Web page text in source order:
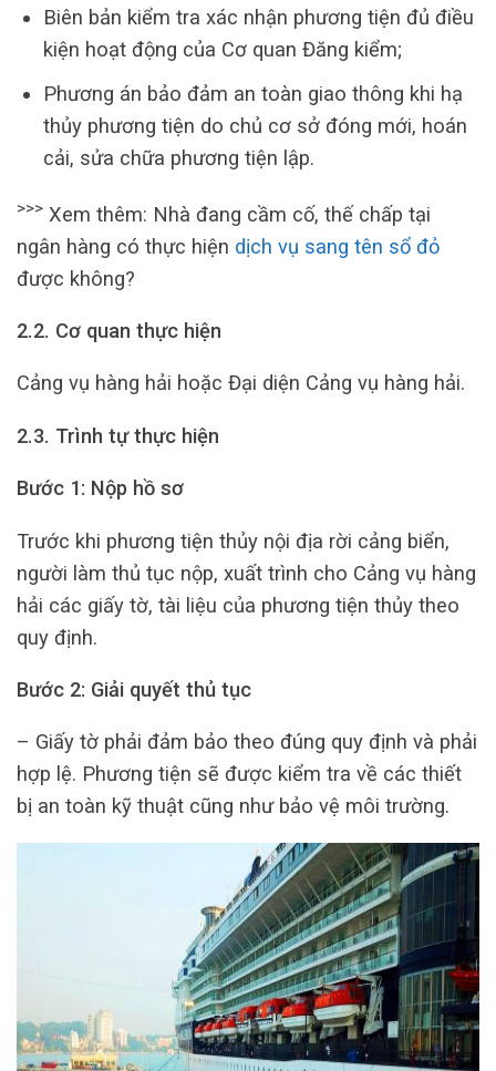
Biên bản kiểm tra xác nhận phương tiện đủ điều
kiện hoạt động của Cơ quan Đăng kiểm;
Phương án bảo đảm an toàn giao thông khi hạ
thủy phương tiện do chủ cơ sở đóng mới, hoán
cải, sửa chữa phương tiện lập.
>>> Xem thêm: Nhà đang cầm cố, thế chấp tại
ngân hàng có thực hiện dịch vụ sang tên sổ đỏ
được không?
2.2. Cơ quan thực hiện
Cảng vụ hàng hải hoặc Đại diện Cảng vụ hàng hải.
2.3. Trình tự thực hiện
Bước 1: Nộp hồ sơ
Trước khi phương tiện thủy nội địa rời cảng biển,
người làm thủ tục nộp, xuất trình cho Cảng vụ hàng
hải các giấy tờ, tài liệu của phương tiện thủy theo
quy định.
Bước 2: Giải quyết thủ tục
– Giấy tờ phải đảm bảo theo đúng quy định và phải
hợp lệ. Phương tiện sẽ được kiểm tra về các thiết
bị an toàn kỹ thuật cũng như bảo vệ môi trường.